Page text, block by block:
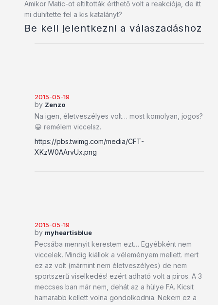
Amikor Matic-ot eltiltották érthető volt a reakciója, de itt
mi dühítette fel a kis katalányt?
Be kell jelentkezni a válaszadáshoz
2015-05-19
by Zenzo
Na igen, életveszélyes volt… most komolyan, jogos?
😀 remélem viccelsz.
https://pbs.twimg.com/media/CFT-
XKzW0AArvUx.png
2015-05-19
by myheartisblue
Pecsába mennyit kerestem ezt… Egyébként nem
viccelek. Mindig kiállok a véleményem mellett. mert
ez az volt (mármint nem életveszélyes) de nem
sportszerű viselkedés! ezért adható volt a piros. A 3
meccses ban már nem, dehát az a hülye FA. Kicsit
hamarabb kellett volna gondolkodnia. Nekem ez a